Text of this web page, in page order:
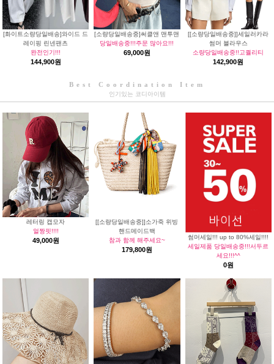
[화이트소량당일배송]와이드 드
레이핑 린넨팬츠
완전인기!!!
144,900원
[소량당일배송중]써클앤 맨투맨
당일배송중!!!주문 많아요!!!
69,000원
[[소량당일배송중]]세일러카라
썸머 블라우스
소량당일배송중!!고퀄리티
142,900원
Best Coordination Item
인기있는 코디아이템
레터링 캡모자
얼짱핏!!!!
49,000원
[[소량당일배송중]]소가죽 위빙
핸드메이드백
참과 함께 해주세요~
179,800원
썸머세일!!! up to 80%세일!!!!
세일제품 당일배송중!!!서두르
세요!!!^^
0원